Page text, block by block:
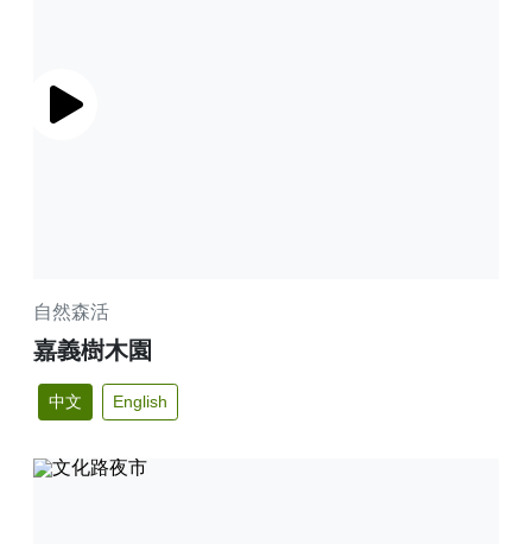
自然森活
嘉義樹木園
中文 English